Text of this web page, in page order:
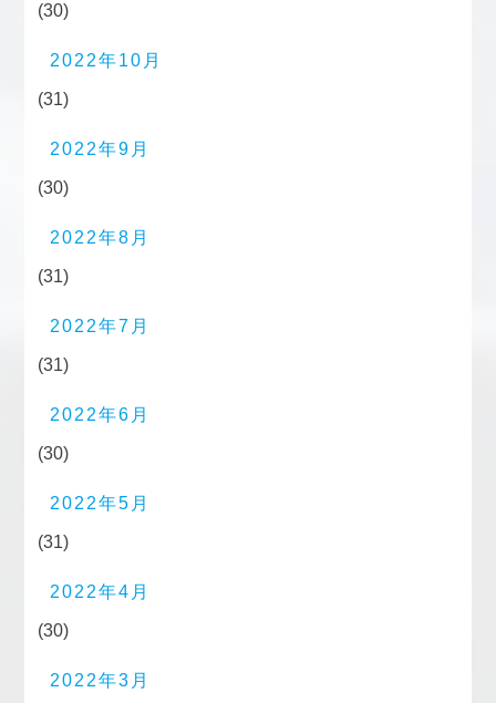
(30)
2022年10月
(31)
2022年9月
(30)
2022年8月
(31)
2022年7月
(31)
2022年6月
(30)
2022年5月
(31)
2022年4月
(30)
2022年3月